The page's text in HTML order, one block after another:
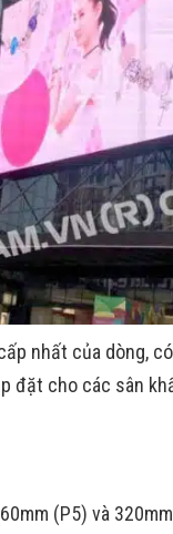
nhất của dòng,
cho các sân
(P5) và